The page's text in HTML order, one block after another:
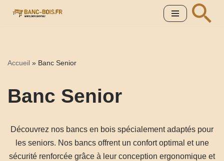
Accueil » Banc Senior
Banc Senior
Découvrez nos bancs en bois spécialement adaptés pour
les seniors. Nos bancs offrent un confort optimal et une
sécurité renforcée grâce à leur conception ergonomique et